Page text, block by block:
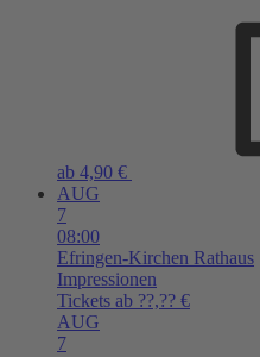
ab 4,90 €
AUG
7
08:00
Efringen-Kirchen Rathaus
Impressionen
Tickets ab ??,?? €
AUG
7